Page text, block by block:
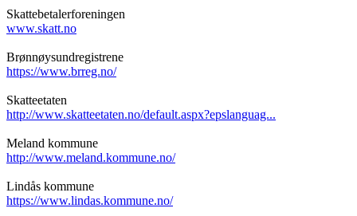
Skattebetalerforeningen
www.skatt.no
Brønnøysundregistrene
https://www.brreg.no/
Skatteetaten
http://www.skatteetaten.no/default.aspx?epslanguag...
Meland kommune
http://www.meland.kommune.no/
Lindås kommune
https://www.lindas.kommune.no/